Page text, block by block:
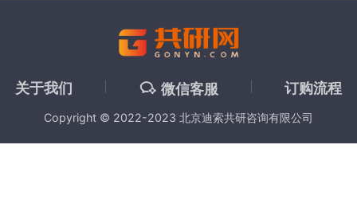
关于我们 微信客服 订购流程
Copyright © 2022-2023 北京迪索共研咨询有限公司